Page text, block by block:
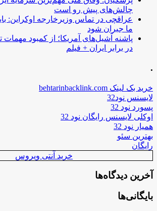
چالش‌های پیش رو است
عراقچی در تماس وزیرخارجه اوکراین:
ما جبران شود
پاشنه آشیل‌های آمریکا؛ از کمبود
در برابر ایران + فیلم
.
خرید بک لینک behtarinbacklink.com
لایسنس نود32
پسورد نود 32
اوکلی لایسنس رایگان نود 32
همیار نود 32
بهترین سئو
رایگان
خرید آنتی ویروس
آخرین دیدگاه‌ها
بایگانی‌ها